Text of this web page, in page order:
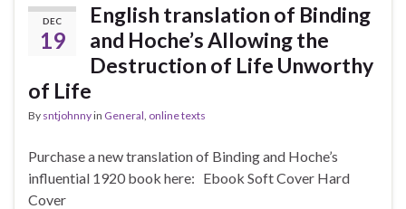
DEC
19
English translation of Binding
and Hoche’s Allowing the
Destruction of Life Unworthy
of Life
By sntjohnnyin General online texts
Purchase a new translation of Binding and Hoche’s
influential 1920 book here: Ebook Soft Cover Hard
Cover